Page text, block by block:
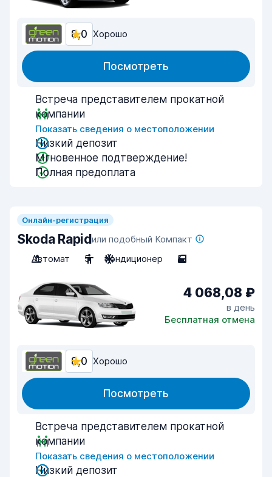
8,0 Хорошо
Посмотреть
Встреча представителем прокатной
компании
Показать сведения о местоположении
Низкий депозит
Мгновенное подтверждение!
Полная предоплата
Онлайн-регистрация
Skoda Rapidили подобный Компакт
Автомат
5 Кондиционер 5
4 068,08 ₽
в день
Бесплатная отмена
8,0 Хорошо
Посмотреть
Встреча представителем прокатной
компании
Показать сведения о местоположении
Низкий депозит